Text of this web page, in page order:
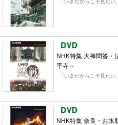
「いまだからこそ見た
NHK特集 大禅問答
平寺～
「いまだからこそ見た
NHK特集 奈良・お水